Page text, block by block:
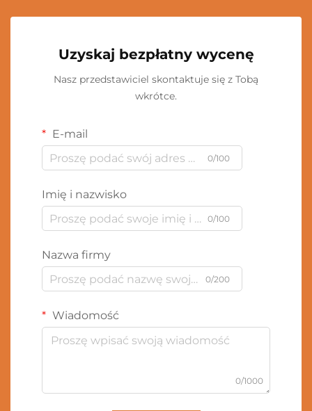
Uzyskaj bezpłatny wycenę
Nasz przedstawiciel skontaktuje się z Tobą
wkrótce.
E-mail
0/100
Imię i nazwisko
0/100
Nazwa firmy
0/200
Wiadomość
0/1000